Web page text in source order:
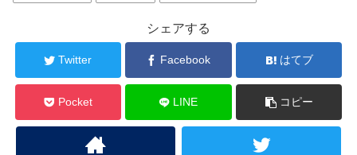
シェアする
Twitter Facebook はてブ
Pocket LINE コピー